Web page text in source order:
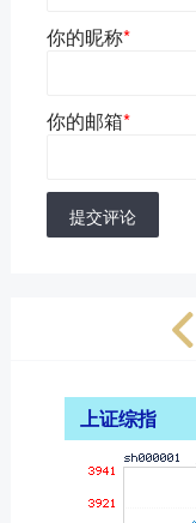
你的昵称*
你的邮箱*
提交评论
上证综指